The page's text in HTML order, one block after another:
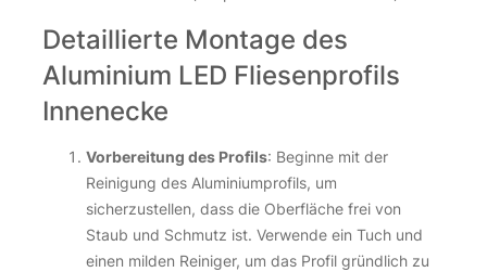
Detaillierte Montage des
Aluminium LED Fliesenprofils
Innenecke
Vorbereitung des Profils: Beginne mit der
Reinigung des Aluminiumprofils, um
sicherzustellen, dass die Oberfläche frei von
Staub und Schmutz ist. Verwende ein Tuch und
einen milden Reiniger, um das Profil gründlich zu